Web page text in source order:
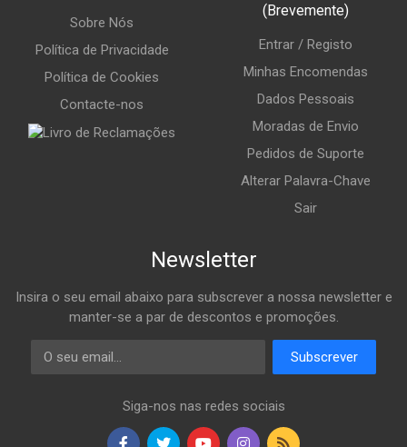
Sobre Nós
Política de Privacidade
Política de Cookies
Contacte-nos
(Brevemente)
Entrar / Registo
Minhas Encomendas
Dados Pessoais
Moradas de Envio
Pedidos de Suporte
Alterar Palavra-Chave
Sair
Newsletter
Insira o seu email abaixo para subscrever a nossa newsletter e
manter-se a par de descontos e promoções.
Email
Subscrever
Siga-nos nas redes sociais